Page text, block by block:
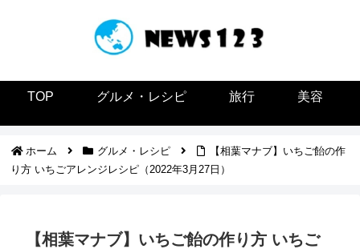
TOP グルメ・レシピ 旅行 美容
ホーム グルメ・レシピ
【相葉マナブ】いちご飴の作
り方 いちごアレンジレシピ（2022年3月27日）
【相葉マナブ】いちご飴の作り方 いちご